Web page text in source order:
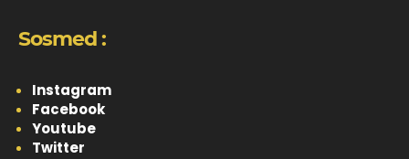
Sosmed :
Instagram
Facebook
Youtube
Twitter